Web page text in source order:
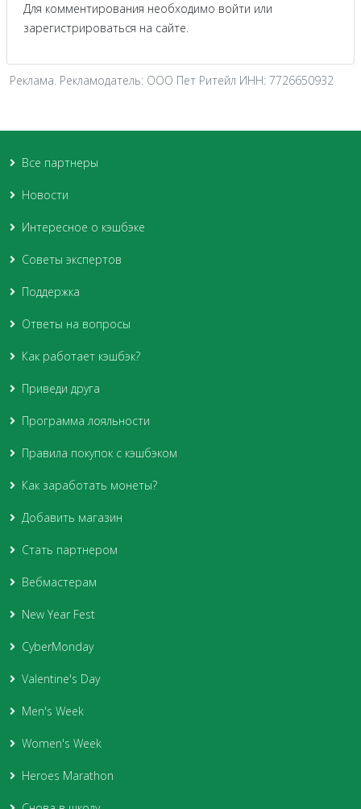
Для комментирования необходимо войти или
зарегистрироваться на сайте.
Реклама. Рекламодатель: ООО Пет Ритейл ИНН: 7726650932
Все партнеры
Новости
Интересное о кэшбэке
Советы экспертов
Поддержка
Ответы на вопросы
Как работает кэшбэк?
Приведи друга
Программа лояльности
Правила покупок с кэшбэком
Как заработать монеты?
Добавить магазин
Стать партнером
Вебмастерам
New Year Fest
CyberMonday
Valentine's Day
Men's Week
Women's Week
Heroes Marathon